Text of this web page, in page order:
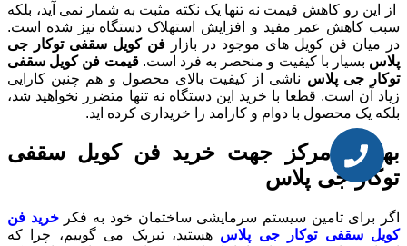
از این رو کاهش قیمت نه تنها یک نکته مثبت به شمار نمی آید، بلکه
سبب کاهش عمر مفید و افزایش استهلاک دستگاه نیز شده است.
در میان فن کویل های موجود در بازار فن کویل سقفی توکار جی
پلاس بسیار با کیفیت و منحصر به فرد است.قیمت فن کویل سقفی
توکار جی پلاس ناشی از کیفیت بالای محصول و هم چنین کارایی
زیاد آن است. قطعا با خرید این دستگاه نه تنها متضرر نخواهید شد،
بلکه یک محصول با دوام و کارامد را خریداری کرده اید.
بهترین مرکز جهت خرید فن کویل سقفی
توکار جی پلاس
اگر برای تامین سیستم سرمایشی ساختمان خود به فکرخرید فن
کویل سقفی توکار جی پلاس هستید، تبریک می گوییم، چرا که